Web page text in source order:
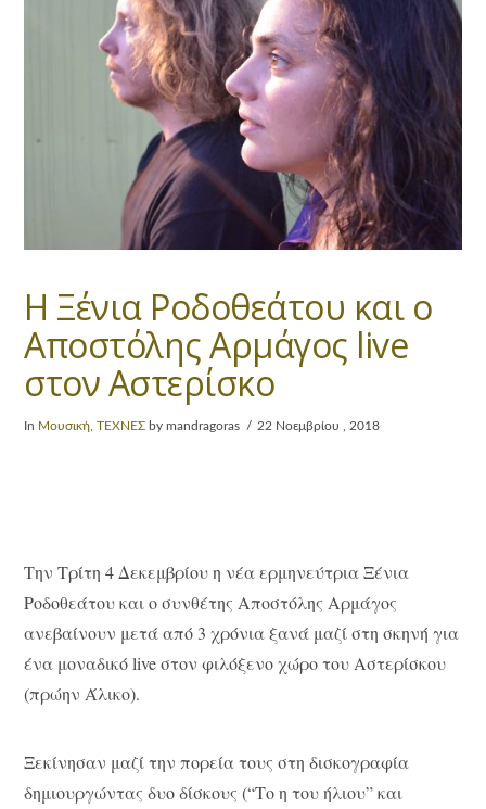
Η Ξένια Ροδοθεάτου και ο
Αποστόλης Αρμάγος live
στον Αστερίσκο
In Μουσική ,ΤΕΧΝΕΣ by mandragoras 22 Νοεμβρίου , 2018
Την Τρίτη 4 Δεκεμβρίου η νέα ερμηνεύτρια Ξένια
Ροδοθεάτου και ο συνθέτης Αποστόλης Αρμάγος
ανεβαίνουν μετά από 3 χρόνια ξανά μαζί στη σκηνή για
ένα μοναδικό live στον φιλόξενο χώρο του Αστερίσκου
(πρώην Άλικο).
Ξεκίνησαν μαζί την πορεία τους στη δισκογραφία
δημιουργώντας δυο δίσκους (“Το η του ήλιου” και